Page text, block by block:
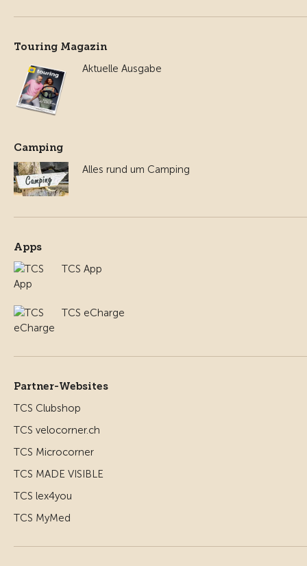
Touring Magazin
Aktuelle Ausgabe
Camping
Alles rund um Camping
Apps
TCS App
TCS eCharge
Partner-Websites
TCS Clubshop
TCS velocorner.ch
TCS Microcorner
TCS MADE VISIBLE
TCS lex4you
TCS MyMed